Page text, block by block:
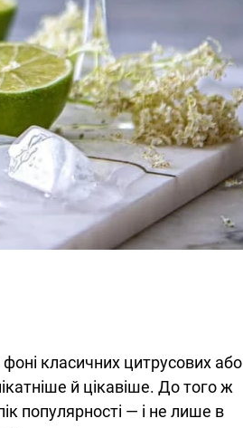
класичних цитрусових або
й цікавіше. До того ж
популярності — і не лише в